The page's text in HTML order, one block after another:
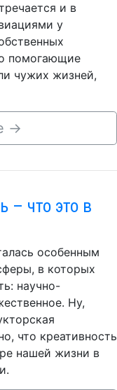
и в
у
помогающие
чужих жизней,
→
– что это в
особенным
в которых
научно-
Ну,
что креативность
нашей жизни в